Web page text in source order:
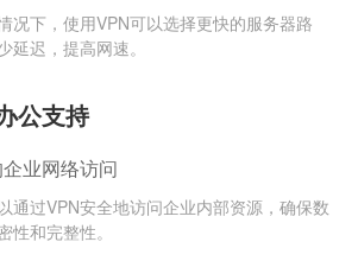
况下，使用VPN可以选择更快的服务器路
延迟，提高网速。
公支持
业网络访问
通过VPN安全地访问企业内部资源，确保数
性和完整性。